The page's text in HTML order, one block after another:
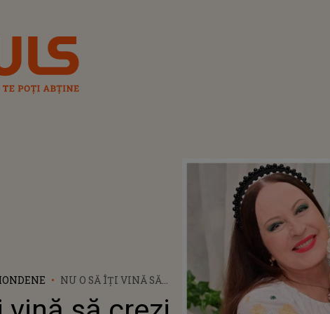
NU O SĂ ÎȚI VINĂ SĂ
MARIA DRAGOMIROIU